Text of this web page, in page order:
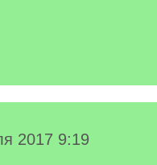
2017 9:19